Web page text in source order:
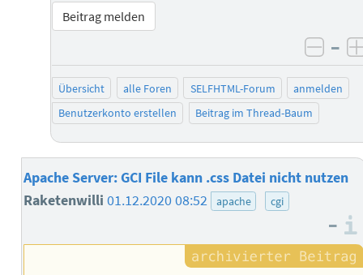
Beitrag melden
–
Übersicht alle Foren SELFHTML-Forum
anmelden
Benutzerkonto erstellen
Beitrag im Thread-Baum
Apache Server: GCI File kann .css Datei nicht nutzen
Raketenwilli01.12.2020 08:52 apache cgi
–